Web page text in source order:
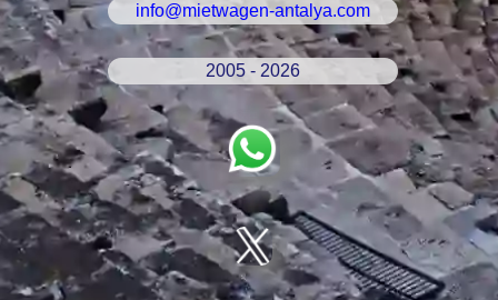
info@mietwagen-antalya.com
2005 - 2026